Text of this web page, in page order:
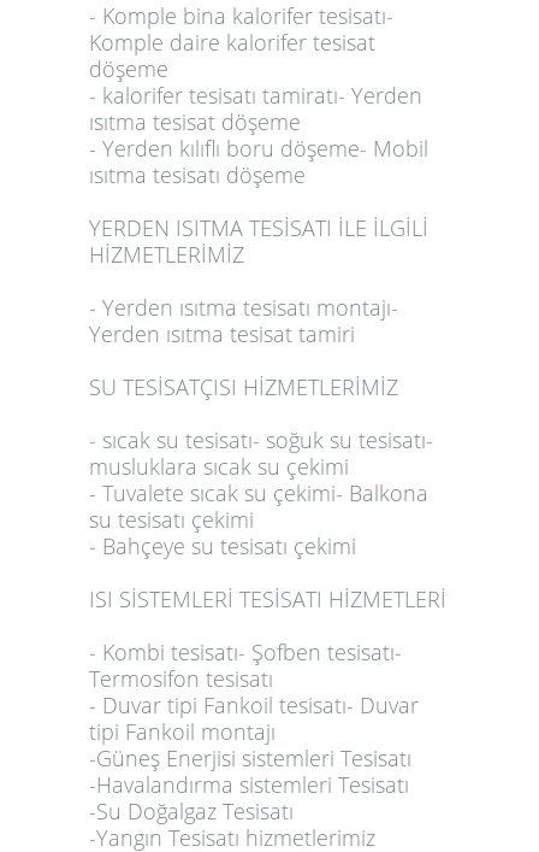
- Komple bina kalorifer tesisatı-
Komple daire kalorifer tesisat
döşeme
- kalorifer tesisatı tamiratı- Yerden
ısıtma tesisat döşeme
- Yerden kılıflı boru döşeme- Mobil
ısıtma tesisatı döşeme
YERDEN ISITMA TESİSATI İLE İLGİLİ
HİZMETLERİMİZ
- Yerden ısıtma tesisatı montajı-
Yerden ısıtma tesisat tamiri
SU TESİSATÇISI HİZMETLERİMİZ
- sıcak su tesisatı- soğuk su tesisatı-
musluklara sıcak su çekimi
- Tuvalete sıcak su çekimi- Balkona
su tesisatı çekimi
- Bahçeye su tesisatı çekimi
ISI SİSTEMLERİ TESİSATI HİZMETLERİ
- Kombi tesisatı- Şofben tesisatı-
Termosifon tesisatı
- Duvar tipi Fankoil tesisatı- Duvar
tipi Fankoil montajı
-Güneş Enerjisi sistemleri Tesisatı
-Havalandırma sistemleri Tesisatı
-Su Doğalgaz Tesisatı
-Yangın Tesisatı hizmetlerimiz